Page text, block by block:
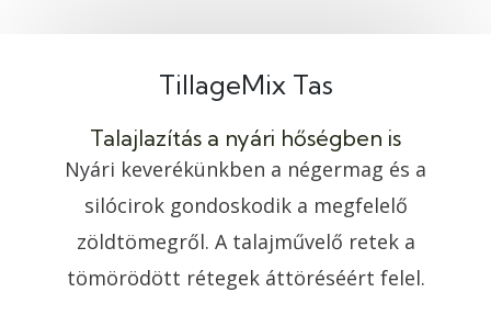
TillageMix Tas
Talajlazítás a nyári hőségben is
Nyári keverékünkben a négermag és a
silócirok gondoskodik a megfelelő
zöldtömegről. A talajművelő retek a
tömörödött rétegek áttöréséért felel.